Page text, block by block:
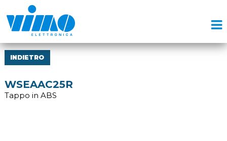
INDIETRO
WSEAAC25R
Tappo in ABS